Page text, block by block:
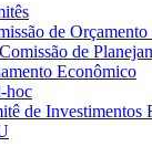
de
de
Econômico
hoc
de Investimentos